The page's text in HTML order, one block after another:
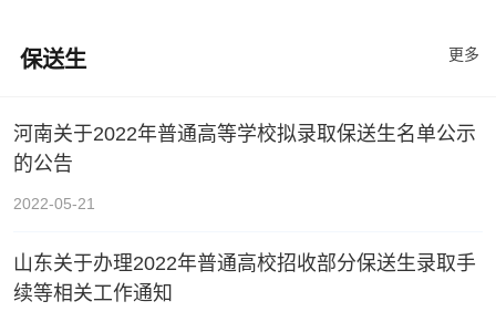
保送生 更多
河南关于2022年普通高等学校拟录取保送生名单公示
的公告
2022-05-21
山东关于办理2022年普通高校招收部分保送生录取手
续等相关工作通知